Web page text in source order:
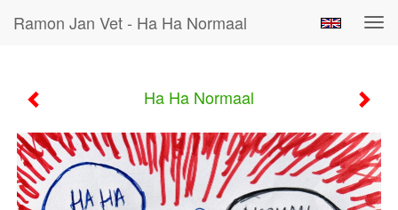
Ramon Jan Vet - Ha Ha Normaal
Ha Ha Normaal